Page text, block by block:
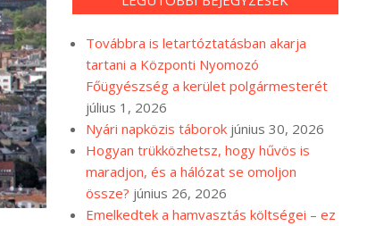
Továbbra is letartóztatásban akarja
tartani a Központi Nyomozó
Főügyészség a kerület polgármesterét
július 1, 2026
Nyári napközis táborok június 30, 2026
Hogyan trükközhetsz, hogy hűvös is
maradjon, és a hálózat se omoljon
össze? június 26, 2026
Emelkedtek a hamvasztás költségei – ez